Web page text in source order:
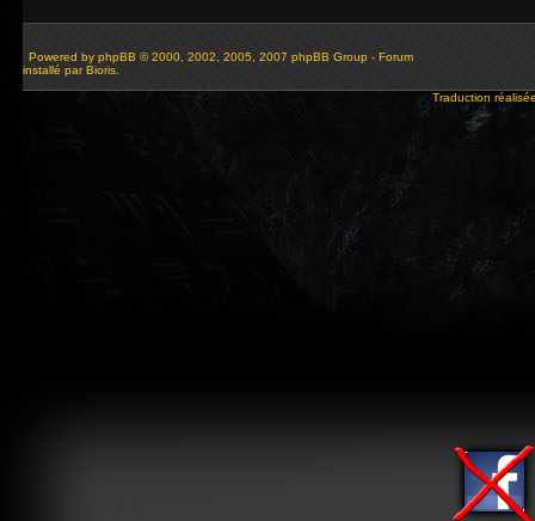
Powered by phpBB © 2000, 2002, 2005, 2007 phpBB Group - Forum
installé par Bioris.
Traduction